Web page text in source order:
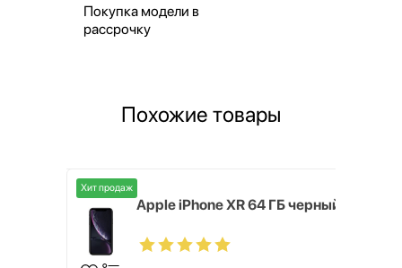
Покупка модели в
рассрочку
Похожие товары
Хит продаж
Apple iPhone XR 64 ГБ черный